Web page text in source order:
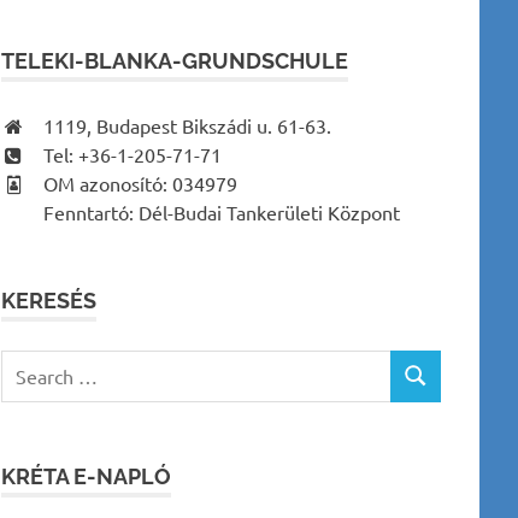
TELEKI-BLANKA-GRUNDSCHULE
1119, Budapest Bikszádi u. 61-63.
Tel: +36-1-205-71-71
OM azonosító: 034979
Fenntartó: Dél-Budai Tankerületi Központ
KERESÉS
for:
SEARCH
KRÉTA E-NAPLÓ